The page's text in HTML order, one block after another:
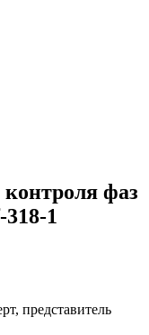
фаз
1
представитель